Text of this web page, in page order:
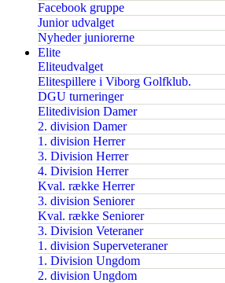
Facebook gruppe
Junior udvalget
Nyheder juniorerne
Elite
Eliteudvalget
Elitespillere i Viborg Golfklub.
DGU turneringer
Elitedivision Damer
2. division Damer
1. division Herrer
3. Division Herrer
4. Division Herrer
Kval. række Herrer
3. division Seniorer
Kval. række Seniorer
3. Division Veteraner
1. division Superveteraner
1. Division Ungdom
2. division Ungdom